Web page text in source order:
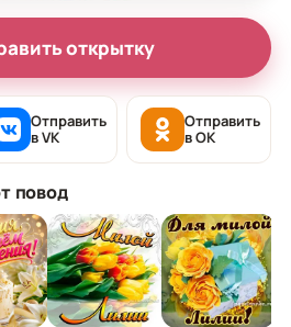
открытку
Отправить
в VK
Отправить
в OK
повод